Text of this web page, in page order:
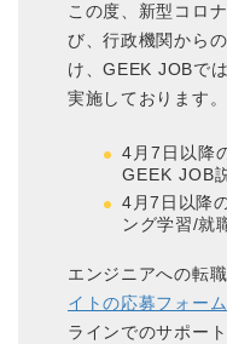
この度、新型コロ
び、行政機関から
け、GEEK JOBで
実施しております。
4月7日以降
GEEK JOB
4月7日以降
ング学習/就
エンジニアへの転
イトの応募フォーム
ラインでのサポー